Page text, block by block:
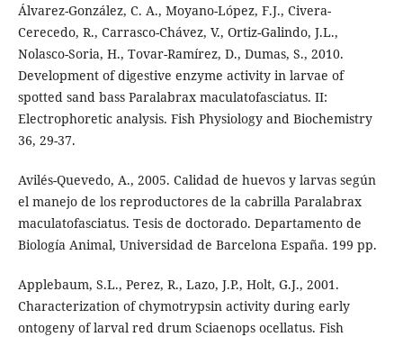
Álvarez-González, C. A., Moyano-López, F.J., Civera-
Cerecedo, R., Carrasco-Chávez, V., Ortiz-Galindo, J.L.,
Nolasco-Soria, H., Tovar-Ramírez, D., Dumas, S., 2010.
Development of digestive enzyme activity in larvae of
spotted sand bass Paralabrax maculatofasciatus. II:
Electrophoretic analysis. Fish Physiology and Biochemistry
36, 29-37.
Avilés-Quevedo, A., 2005. Calidad de huevos y larvas según
el manejo de los reproductores de la cabrilla Paralabrax
maculatofasciatus. Tesis de doctorado. Departamento de
Biología Animal, Universidad de Barcelona España. 199 pp.
Applebaum, S.L., Perez, R., Lazo, J.P., Holt, G.J., 2001.
Characterization of chymotrypsin activity during early
ontogeny of larval red drum Sciaenops ocellatus. Fish